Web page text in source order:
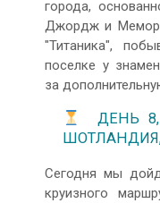
города,
Джордж и
"Титаника",
поселке у
за
ДЕНЬ 8,
Сегодня мы
круизного